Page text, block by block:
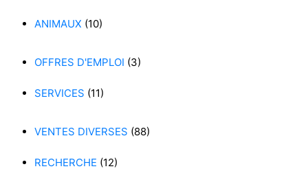
ANIMAUX (10)
OFFRES D'EMPLOI (3)
SERVICES (11)
VENTES DIVERSES (88)
RECHERCHE (12)